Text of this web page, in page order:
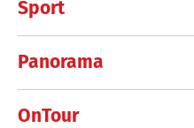
Sport
Panorama
OnTour